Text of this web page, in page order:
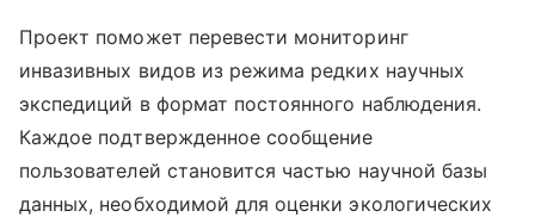
Проект поможет перевести мониторинг
инвазивных видов из режима редких научных
экспедиций в формат постоянного наблюдения.
Каждое подтвержденное сообщение
пользователей становится частью научной базы
данных, необходимой для оценки экологических